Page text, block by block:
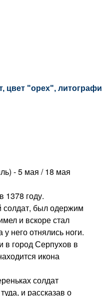
цвет "орех",
- 5 мая / 18 мая
году.
солдат, был одержим
и вскоре стал
него отнялись ноги.
в город Серпухов в
икона
солдат
и рассказав о